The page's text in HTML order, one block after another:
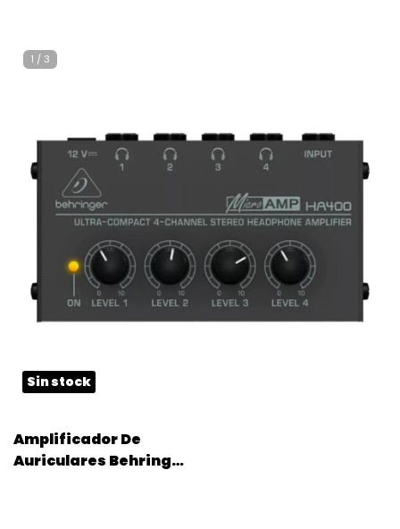
Negro
1 / 3
Sin stock
Amplificador De
Auriculares Behringer